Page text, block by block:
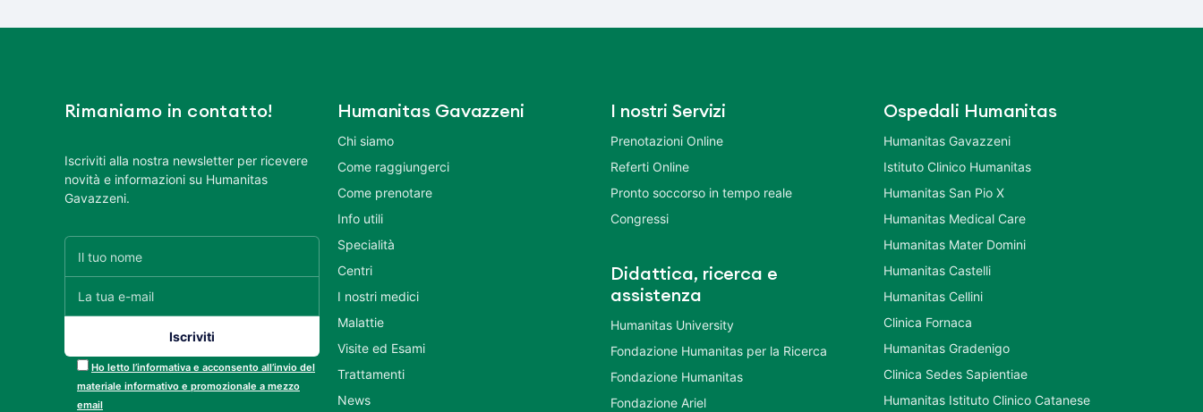
Rimaniamo in contatto!
Iscriviti alla nostra newsletter per ricevere
novità e informazioni su Humanitas
Gavazzeni.
Ho letto l’informativa e acconsento all’invio del
materiale informativo e promozionale a mezzo
email
Humanitas Gavazzeni
Chi siamo
Come raggiungerci
Come prenotare
Info utili
Specialità
Centri
I nostri medici
Malattie
Visite ed Esami
Trattamenti
News
I nostri Servizi
Prenotazioni Online
Referti Online
Pronto soccorso in tempo reale
Congressi
Didattica, ricerca e
assistenza
Humanitas University
Fondazione Humanitas per la Ricerca
Fondazione Humanitas
Fondazione Ariel
Ospedali Humanitas
Humanitas Gavazzeni
Istituto Clinico Humanitas
Humanitas San Pio X
Humanitas Medical Care
Humanitas Mater Domini
Humanitas Castelli
Humanitas Cellini
Clinica Fornaca
Humanitas Gradenigo
Clinica Sedes Sapientiae
Humanitas Istituto Clinico Catanese